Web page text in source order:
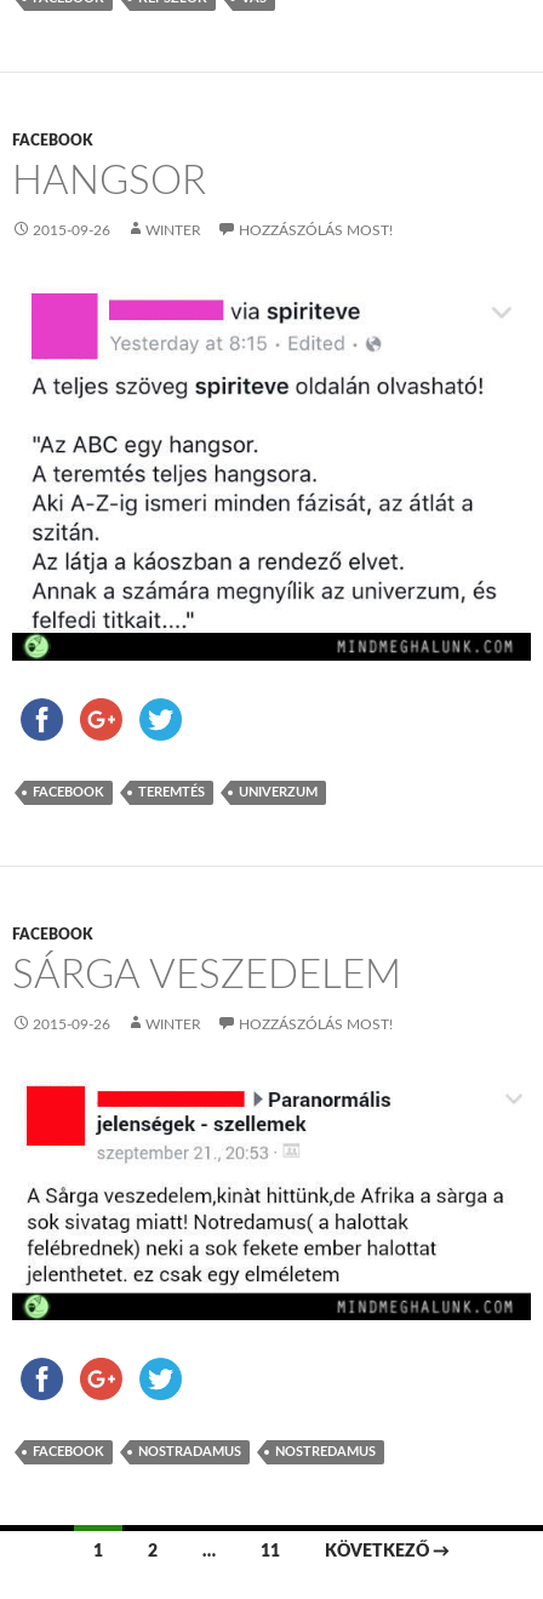
FACEBOOK
HANGSOR
2015-09-26 WINTER HOZZÁSZÓLÁS MOST!
FACEBOOK TEREMTÉS UNIVERZUM
FACEBOOK
SÁRGA VESZEDELEM
2015-09-26 WINTER HOZZÁSZÓLÁS MOST!
FACEBOOK NOSTRADAMUS NOSTREDAMUS
1 2 … 11 KÖVETKEZŐ →